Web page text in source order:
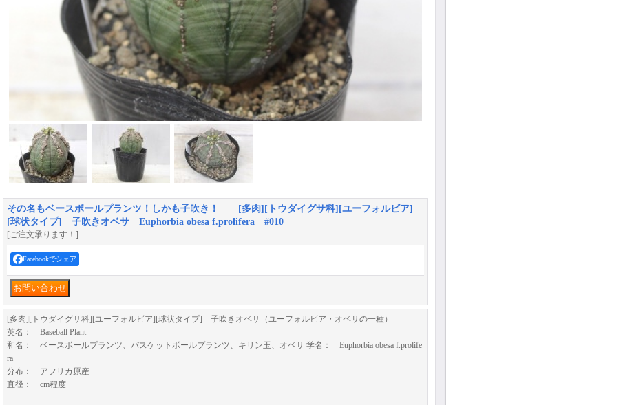
その名もベースボールプランツ！しかも子吹き！ [多肉][トウダイグサ科][ユーフォルビア]
[球状タイプ] 子吹きオベサ Euphorbia obesa f.prolifera #010
[ご注文承ります！]
Facebookでシェア
[多肉][トウダイグサ科][ユーフォルビア][球状タイプ] 子吹きオベサ（ユーフォルビア・オベサの一種）
英名： Baseball Plant
和名： ベースボールプランツ、バスケットボールプランツ、キリン玉、オベサ 学名： Euphorbia obesa f.prolife
ra
分布： アフリカ原産
直径： cm程度